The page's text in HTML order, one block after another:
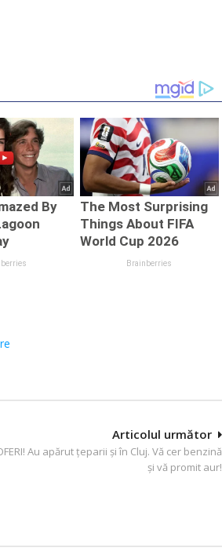
Articolul următor
Au apărut ţeparii şi în Cluj. Vă cer benzină
şi vă promit aur!